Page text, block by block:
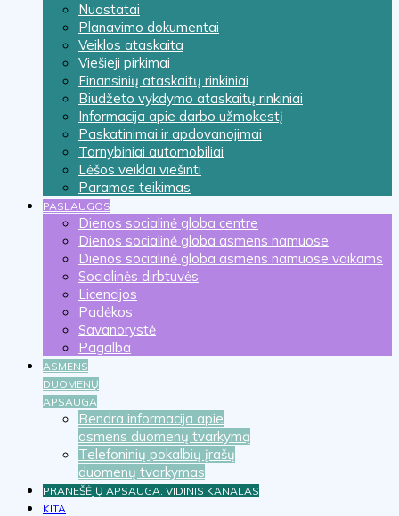
Nuostatai
Planavimo dokumentai
Veiklos ataskaita
Viešieji pirkimai
Finansinių ataskaitų rinkiniai
Biudžeto vykdymo ataskaitų rinkiniai
Informacija apie darbo užmokestį
Paskatinimai ir apdovanojimai
Tarnybiniai automobiliai
Lėšos veiklai viešinti
Paramos teikimas
PASLAUGOS
Dienos socialinė globa centre
Dienos socialinė globa asmens namuose
Dienos socialinė globa asmens namuose vaikams
Socialinės dirbtuvės
Licencijos
Padėkos
Savanorystė
Pagalba
ASMENS
DUOMENŲ
APSAUGA
Bendra informacija apie
asmens duomenų tvarkymą
Telefoninių pokalbių įrašų
duomenų tvarkymas
PRANEŠĖJŲ APSAUGA. VIDINIS KANALAS
KITA